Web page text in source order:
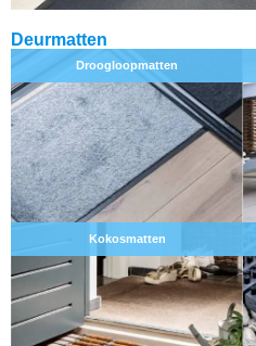
Deurmatten
Droogloopmatten
Kokosmatten